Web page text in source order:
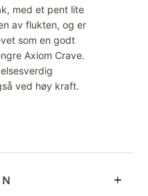
med et pent lite
av flukten, og er
som en godt
Axiom Crave.
ved høy kraft.